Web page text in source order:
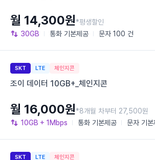
30GB 통화 기본제공 문자 100 건
월 14,300원*평생할인
SKT LTE 체인지콘
조이 데이터 10GB+_체인지콘
10GB + 1Mbps 통화 기본제공 문자 기
월 16,000원*8개월 차부터 27,500원
SKT LTE 체인지콘